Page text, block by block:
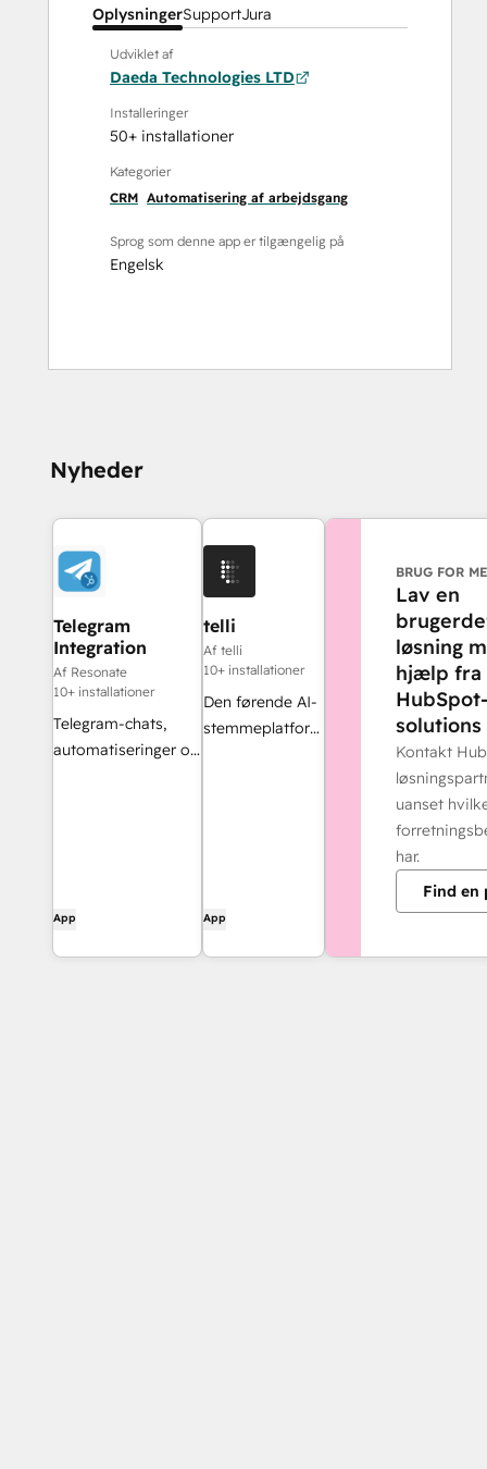
OplysningerSupportJura
Udviklet af
Daeda Technologies LTD
Installeringer
50+ installationer
Kategorier
CRM Automatisering af arbejdsgang
Sprog som denne app er tilgængelig på
Engelsk
Nyheder
Telegram
Integration
Af Resonate
10+ installationer
Telegram-chats,
automatiseringer og
App
telli
Af telli
10+ installationer
Den førende AI-
stemmeplatform
opkald
App
BRUG FOR
Lav en
løsning
hjælp fra
HubSpot-
Kontakt
uanset
har.
Find en